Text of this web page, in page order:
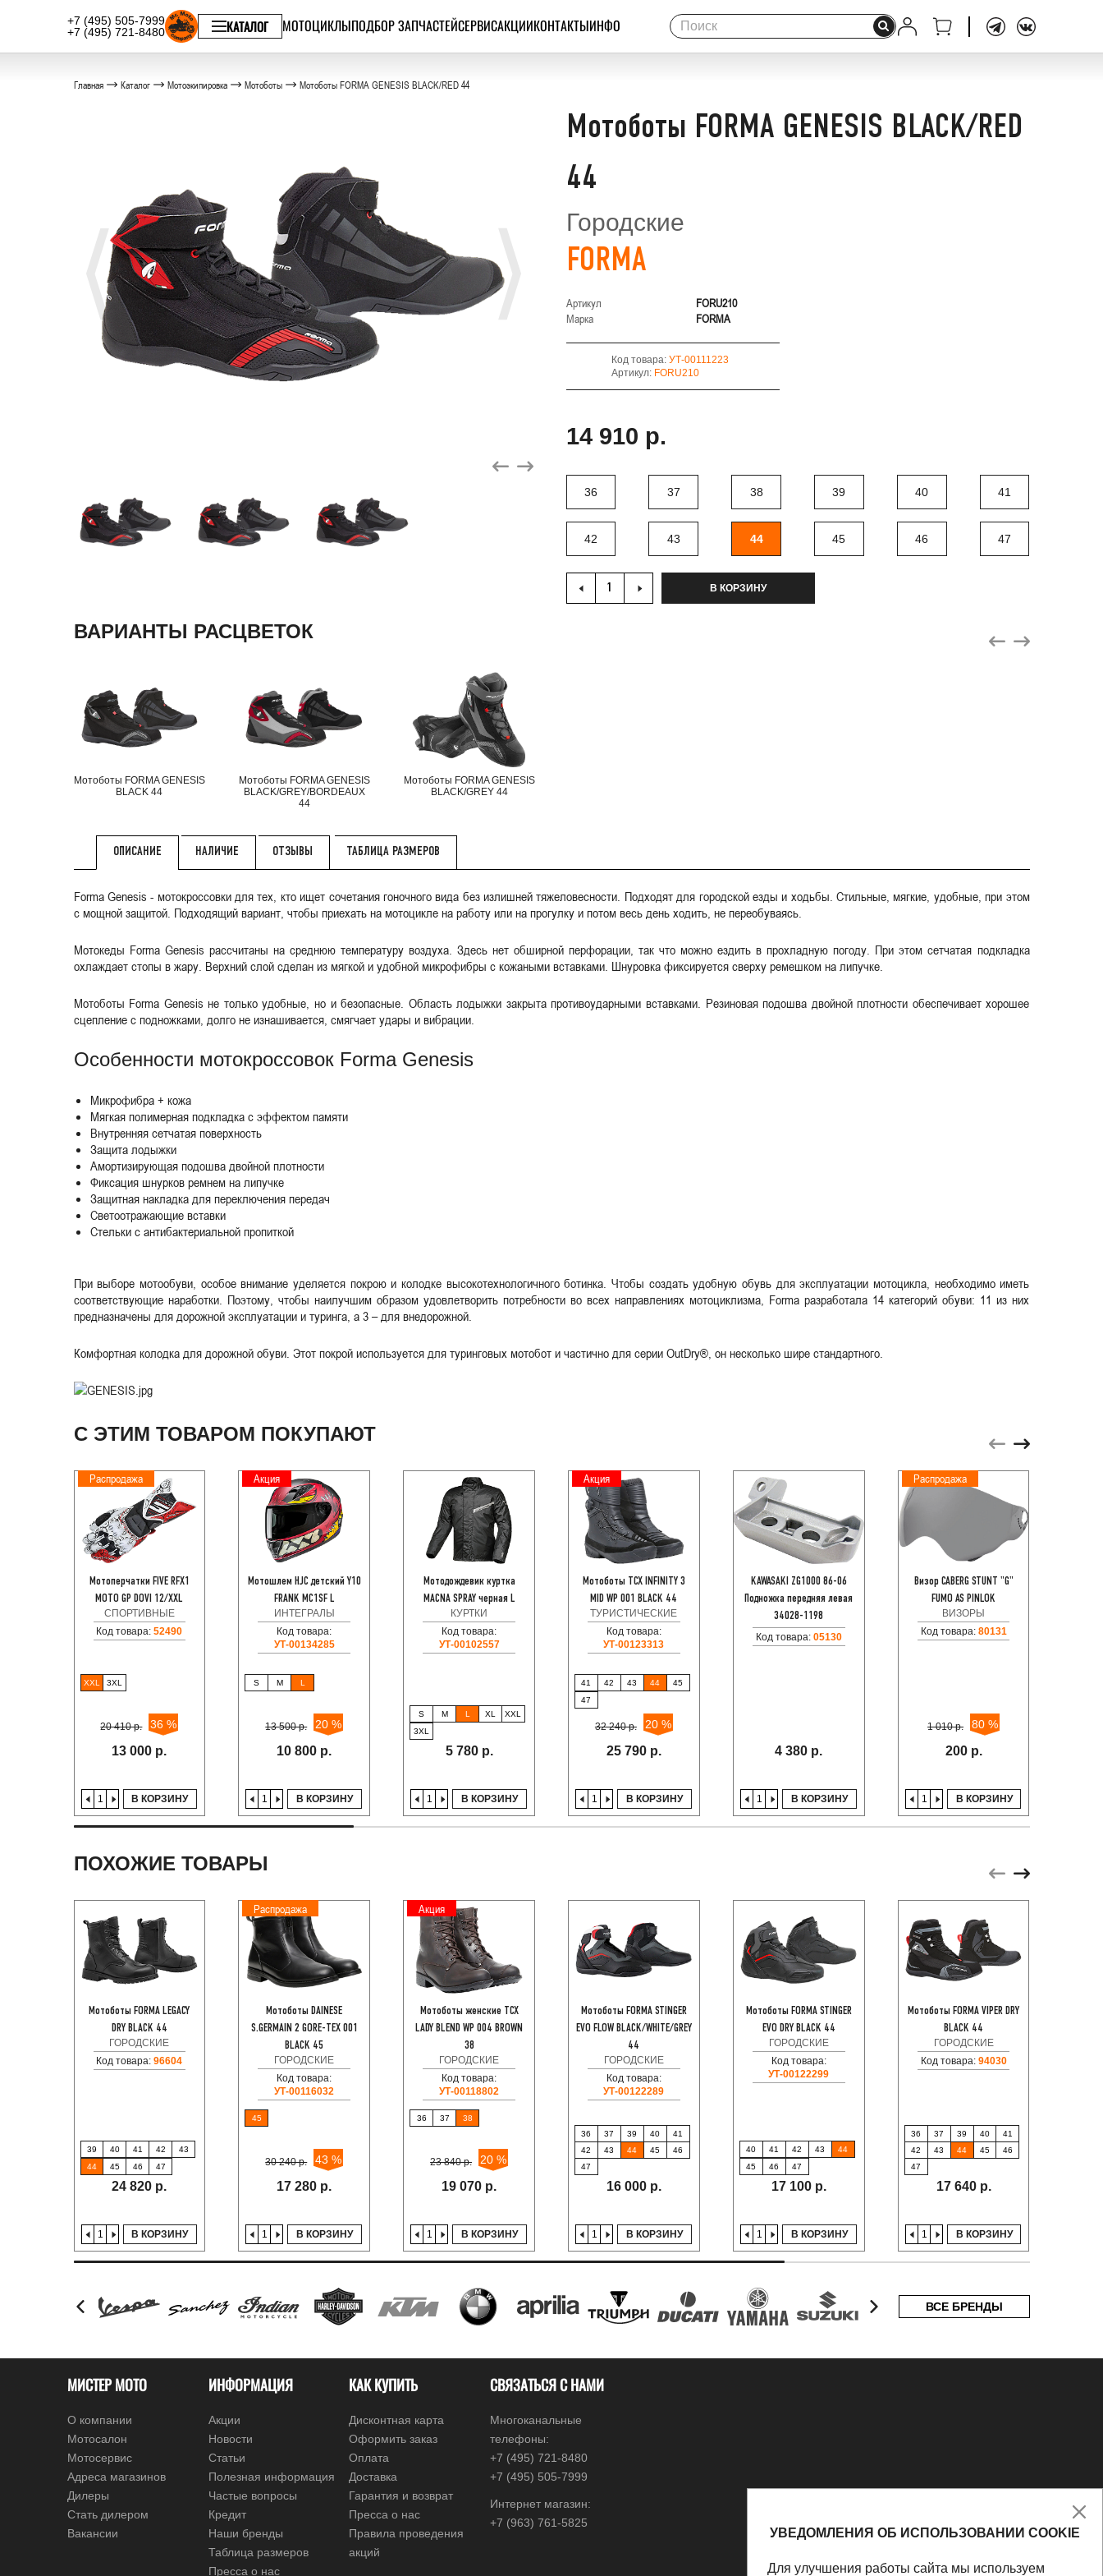
+7 (495) 505-7999
+7 (495) 721-8480
КАТАЛОГ МОТОЦИКЛЫПОДБОР ЗАПЧАСТЕЙСЕРВИСАКЦИИКОНТАКТЫИНФО
Главная Каталог Мотоэкипировка Мотоботы Мотоботы FORMA GENESIS BLACK/RED 44
Мотоботы FORMA GENESIS BLACK/RED
44
Городские
FORMA
Артикул
FORU210
Марка
FORMA
Код товара: УТ-00111223
Артикул: FORU210
14 910 р.
36 37 38 39 40 41
42 43 44 45 46 47
В КОРЗИНУ
ВАРИАНТЫ РАСЦВЕТОК
Мотоботы FORMA GENESIS
BLACK 44
Мотоботы FORMA GENESIS
BLACK/GREY/BORDEAUX
44
Мотоботы FORMA GENESIS
BLACK/GREY 44
ОПИСАНИЕ НАЛИЧИЕ ОТЗЫВЫ ТАБЛИЦА РАЗМЕРОВ
Forma Genesis - мотокроссовки для тех, кто ищет сочетания гоночного вида без излишней тяжеловесности. Подходят для городской езды и ходьбы. Стильные, мягкие, удобные, при этом
с мощной защитой. Подходящий вариант, чтобы приехать на мотоцикле на работу или на прогулку и потом весь день ходить, не переобуваясь.
Мотокеды Forma Genesis рассчитаны на среднюю температуру воздуха. Здесь нет обширной перфорации, так что можно ездить в прохладную погоду. При этом сетчатая подкладка
охлаждает стопы в жару. Верхний слой сделан из мягкой и удобной микрофибры с кожаными вставками. Шнуровка фиксируется сверху ремешком на липучке.
Мотоботы Forma Genesis не только удобные, но и безопасные. Область лодыжки закрыта противоударными вставками. Резиновая подошва двойной плотности обеспечивает хорошее
сцепление с подножками, долго не изнашивается, смягчает удары и вибрации.
Особенности мотокроссовок Forma Genesis
Микрофибра + кожа
Мягкая полимерная подкладка с эффектом памяти
Внутренняя сетчатая поверхность
Защита лодыжки
Амортизирующая подошва двойной плотности
Фиксация шнурков ремнем на липучке
Защитная накладка для переключения передач
Светоотражающие вставки
Cтельки с антибактериальной пропиткой
При выборе мотообуви, особое внимание уделяется покрою и колодке высокотехнологичного ботинка. Чтобы создать удобную обувь для эксплуатации мотоцикла, необходимо иметь
соответствующие наработки. Поэтому, чтобы наилучшим образом удовлетворить потребности во всех направлениях мотоциклизма, Forma разработала 14 категорий обуви: 11 из них
предназначены для дорожной эксплуатации и туринга, а 3 – для внедорожной.
Комфортная колодка для дорожной обуви. Этот покрой используется для туринговых мотобот и частично для серии OutDry®, он несколько шире стандартного.
С ЭТИМ ТОВАРОМ ПОКУПАЮТ
Распродажа
Мотоперчатки FIVE RFX1
MOTO GP DOVI 12/XXL
СПОРТИВНЫЕ
Код товара:52490
XXL 3XL
20 410 р. 36 %
13 000 р.
В КОРЗИНУ
Акция
Мотошлем HJC детский Y10
FRANK MC1SF L
ИНТЕГРАЛЫ
Код товара:
УТ-00134285
S M L
13 500 р. 20 %
10 800 р.
В КОРЗИНУ
Мотодождевик куртка
MACNA SPRAY черная L
КУРТКИ
Код товара:
УТ-00102557
S M L XL
XXL
3XL
5 780 р.
В КОРЗИНУ
Акция
Мотоботы TCX INFINITY 3
MID WP 001 BLACK 44
ТУРИСТИЧЕСКИЕ
Код товара:
УТ-00123313
41 42 43 44
45
47
32 240 р. 20 %
25 790 р.
В КОРЗИНУ
KAWASAKI ZG1000 86-06
Подножка передняя левая
34028-1198
Код товара: 05130
4 380 р.
В КОРЗИНУ
Распродажа
Визор CABERG STUNT "G"
FUMO AS PINLOK
ВИЗОРЫ
Код товара: 80131
1 010 р. 80 %
200 р.
В КОРЗИНУ
ПОХОЖИЕ ТОВАРЫ
Мотоботы FORMA LEGACY
DRY BLACK 44
ГОРОДСКИЕ
Код товара:96604
39 40 41 42
43
44
45 46 47
24 820 р.
В КОРЗИНУ
Распродажа
Мотоботы DAINESE
S.GERMAIN 2 GORE-TEX 001
BLACK 45
ГОРОДСКИЕ
Код товара:
УТ-00116032
45
30 240 р. 43 %
17 280 р.
В КОРЗИНУ
Акция
Мотоботы женские TCX
LADY BLEND WP 004 BROWN
38
ГОРОДСКИЕ
Код товара:
УТ-00118802
36 37 38
23 840 р. 20 %
19 070 р.
В КОРЗИНУ
Мотоботы FORMA STINGER
EVO FLOW BLACK/WHITE/GREY
44
ГОРОДСКИЕ
Код товара:
УТ-00122289
36 37 39 40
41
42
43 44 45
46
47
16 000 р.
В КОРЗИНУ
Мотоботы FORMA STINGER
EVO DRY BLACK 44
ГОРОДСКИЕ
Код товара:
УТ-00122299
40 41 42 43
44
45
46 47
17 100 р.
В КОРЗИНУ
Мотоботы FORMA VIPER DRY
BLACK 44
ГОРОДСКИЕ
Код товара: 94030
36 37 39 40
41
42
43 44 45
46
47
17 640 р.
В КОРЗИНУ
ВСЕ БРЕНДЫ
МИСТЕР МОТО
О компании
Мотосалон
Мотосервис
Адреса магазинов
Дилеры
Стать дилером
Вакансии
ИНФОРМАЦИЯ
Акции
Новости
Статьи
Полезная информация
Частые вопросы
Кредит
Наши бренды
Таблица размеров
Пресса о нас
КАК КУПИТЬ
Дисконтная карта
Оформить заказ
Оплата
Доставка
Гарантия и возврат
Пресса о нас
Правила проведения
акций
СВЯЗАТЬСЯ С НАМИ
Многоканальные
телефоны:
+7 (495) 721-8480
+7 (495) 505-7999
Интернет магазин:
+7 (963) 761-5825
УВЕДОМЛЕНИЯ ОБ ИСПОЛЬЗОВАНИИ COOKIE
Для улучшения работы сайта мы используем